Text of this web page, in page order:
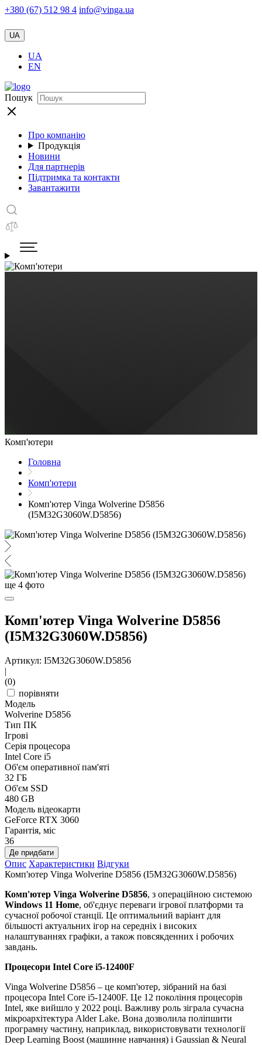
+380 (67) 512 98 4 info@vinga.ua
UA
UA
EN
Пошук
Про компанію
Продукція
Новини
Для партнерів
Підтримка та контакти
Завантажити
Комп'ютери
Головна
Комп'ютери
Комп'ютер Vinga Wolverine D5856
(I5M32G3060W.D5856)
ще 4 фото
Комп'ютер Vinga Wolverine D5856
(I5M32G3060W.D5856)
Артикул: I5M32G3060W.D5856
|
(0)
порівняти
Модель
Wolverine D5856
Тип ПК
Ігрові
Серія процесора
Intel Core i5
Об'єм оперативної пам'яті
32 ГБ
Об'єм SSD
480 GB
Модель відеокарти
GeForce RTX 3060
Гарантія, міс
36
Де придбати
Опис Характеристики Відгуки
Комп'ютер Vinga Wolverine D5856 (I5M32G3060W.D5856)
Комп'ютер Vinga Wolverine D5856, з операційною системою
Windows 11 Home, об'єднує переваги ігрової платформи та
сучасної робочої станції. Це оптимальний варіант для
більшості актуальних ігор на середніх і високих
налаштуваннях графіки, а також повсякденних і робочих
завдань.
Процесори Intel Core i5-12400F
Vinga Wolverine D5856 – це комп'ютер, зібраний на базі
процесора Intel Core i5-12400F. Це 12 покоління процесорів
Intel, яке вийшло у 2022 році. Важливу роль зіграла сучасна
мікроархітектура Alder Lake. Вона дозволила поліпшити
програмну частину, наприклад, використовувати технології
Deep Learning Boost (машинне навчання) і Gaussian & Neural